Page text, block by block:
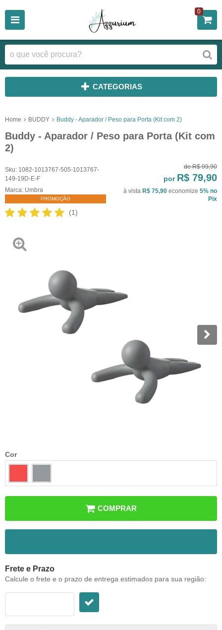
0
CATEGORIAS
Home BUDDY Buddy - Aparador / Peso para Porta (Kit com 2)
Buddy - Aparador / Peso para Porta (Kit com
2)
Sku: 1082-1013767-505-1013767-
149-19D-E-F
Marca: Umbra
PROMOÇÃO
(1)
de R$ 99,90
por R$ 79,90
à vista R$ 75,90 economize 5% no
Pix
Cor
COMPRAR
Frete e Prazo
Calcule o frete e o prazo de entrega estimados para sua região: